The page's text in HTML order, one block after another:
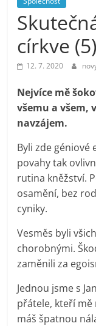
prospívá?
církve (5)
12. 7. 2020
Nejvíce mě
všemu a všem,
navzájem.
Byli zde géniové
povahy tak
rutina kněžství.
osamění, bez
cyniky.
Vesměs byli
chorobnými.
zaměnili za
Jednou jsme s
přátele, kteří mě
máš špatnou